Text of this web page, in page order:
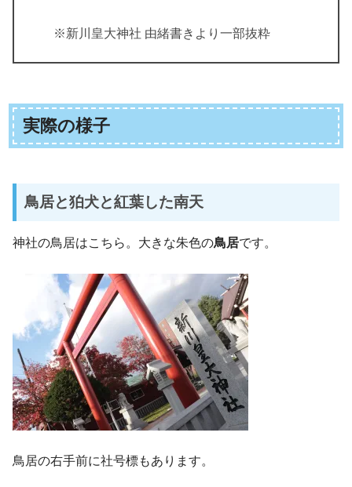
※新川皇大神社 由緒書きより一部抜粋
実際の様子
鳥居と狛犬と紅葉した南天
神社の鳥居はこちら。大きな朱色の鳥居です。
鳥居の右手前に社号標もあります。